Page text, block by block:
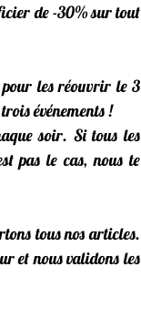
de -30% sur tout
pour les réouvrir le 3
événements !
soir. Si tous les
pas le cas, nous te
tous nos articles.
et nous validons les